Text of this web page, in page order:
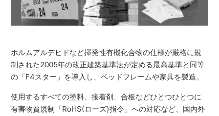
ホルムアルデヒドなど揮発性有機化合物の仕様が厳格に規
制された2005年の改正建築基準法が定める最高基準と同等
の「F4スター」を導入し、ベッドフレームや家具を製造。
使用するすべての塗料、接着剤、合板などひとつひとつに
有害物質規制「RoHS(ローズ)指令」への対応など、国内外